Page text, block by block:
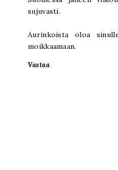
sujuvasti.
Aurinkoista oloa
moikkaamaan.
Vastaa